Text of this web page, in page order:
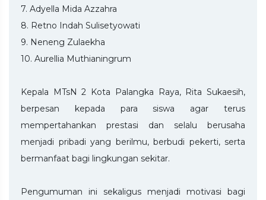
7. Adyella Mida Azzahra
8. Retno Indah Sulisetyowati
9. Neneng Zulaekha
10. Aurellia Muthianingrum
Kepala MTsN 2 Kota Palangka Raya, Rita Sukaesih,
berpesan kepada para siswa agar terus
mempertahankan prestasi dan selalu berusaha
menjadi pribadi yang berilmu, berbudi pekerti, serta
bermanfaat bagi lingkungan sekitar.
Pengumuman ini sekaligus menjadi motivasi bagi